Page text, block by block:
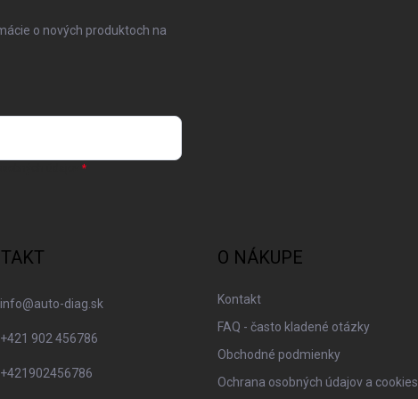
o nových produktoch na
info@auto-diag.sk
+421 902 456786
+421902456786
O NÁKUPE
Kontakt
FAQ - často kladené otázky
Obchodné podmienky
Ochrana osobných údajov a cookies